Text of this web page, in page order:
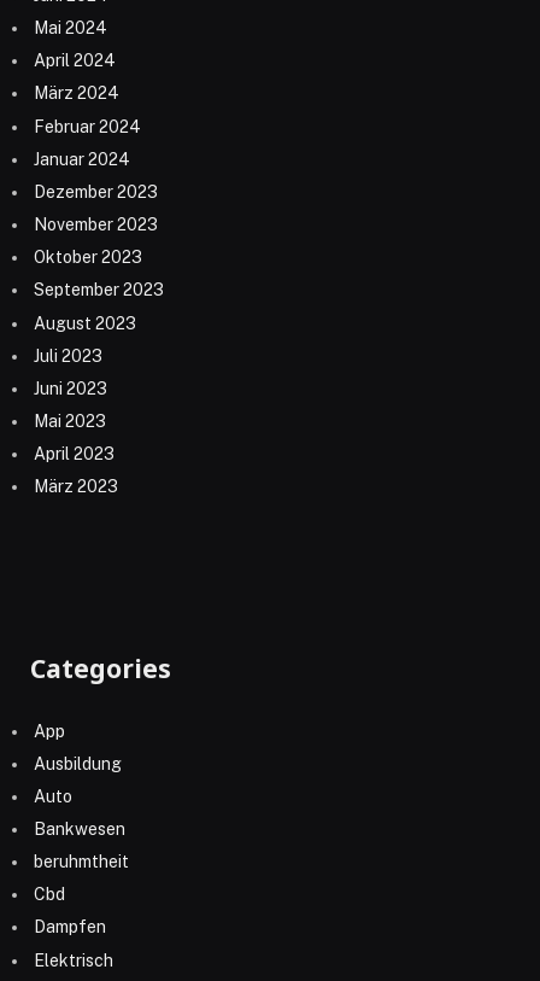
Mai 2024
April 2024
März 2024
Februar 2024
Januar 2024
Dezember 2023
November 2023
Oktober 2023
September 2023
August 2023
Juli 2023
Juni 2023
Mai 2023
April 2023
März 2023
Categories
App
Ausbildung
Auto
Bankwesen
beruhmtheit
Cbd
Dampfen
Elektrisch